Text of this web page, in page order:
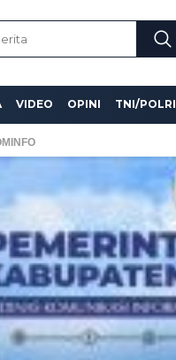
VIDEO OPINI TNI/POLRI